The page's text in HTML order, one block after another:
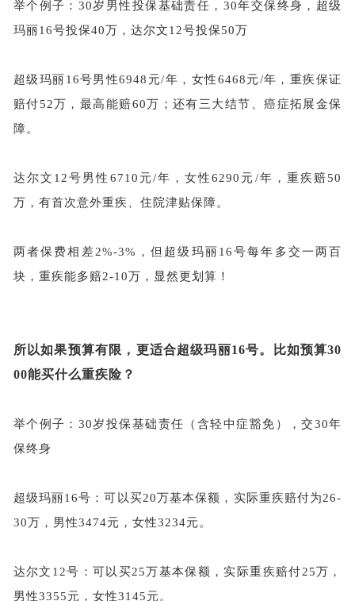
举个例子： 30岁男性投保基础责任，30年交保终身，超级
玛丽16号投保40万，达尔文12号投保50万
超级玛丽16号男性6948元/年，女性6468元/年，重疾保证
赔付52万，最高能赔60万；还有三大结节、癌症拓展金保
障。
达尔文 12号男性6710元/年，女性6290元/年，重疾赔50
万，有首次意外重疾、住院津贴保障。
两者保费相差2%-3%，但超级玛丽16号每年多交一两百
块，重疾能多赔2-10万，显然更划算！
所以如果预算有限，更适合超级玛丽16号。比如预算30
00能买什么重疾险？
举个例子： 30岁投保基础责任（含轻中症豁免），交30年
保终身
超级玛丽16号：可以买20万基本保额，实际重疾赔付为26-
30万，男性3474元，女性3234元。
达尔文 12号：可以买25万基本保额，实际重疾赔付25万，
男性3355元，女性3145元。